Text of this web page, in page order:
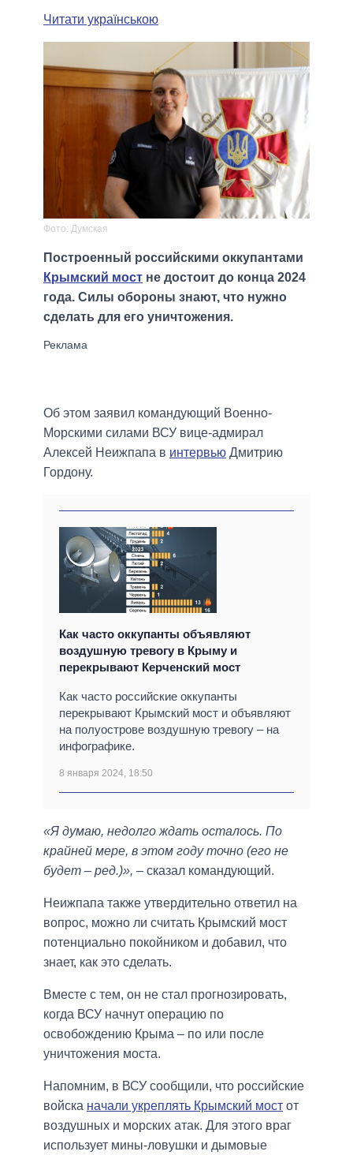
Читати українською
Фото: Думская
Построенный российскими оккупантами
Крымский мост не достоит до конца 2024
года. Силы обороны знают, что нужно
сделать для его уничтожения.
Об этом заявил командующий Военно-
Морскими силами ВСУ вице-адмирал
Алексей Неижпапа в интервью Дмитрию
Гордону.
Как часто оккупанты объявляют
воздушную тревогу в Крыму и
перекрывают Керченский мост
Как часто российские оккупанты
перекрывают Крымский мост и объявляют
на полуострове воздушную тревогу – на
инфографике.
8 января 2024, 18:50
«Я думаю, недолго ждать осталось. По
крайней мере, в этом году точно (его не
будет – ред.)», – сказал командующий.
Неижпапа также утвердительно ответил на
вопрос, можно ли считать Крымский мост
потенциально покойником и добавил, что
знает, как это сделать.
Вместе с тем, он не стал прогнозировать,
когда ВСУ начнут операцию по
освобождению Крыма – по или после
уничтожения моста.
Напомним, в ВСУ сообщили, что российские
войска начали укреплять Крымский мост от
воздушных и морских атак. Для этого враг
использует мины-ловушки и дымовые